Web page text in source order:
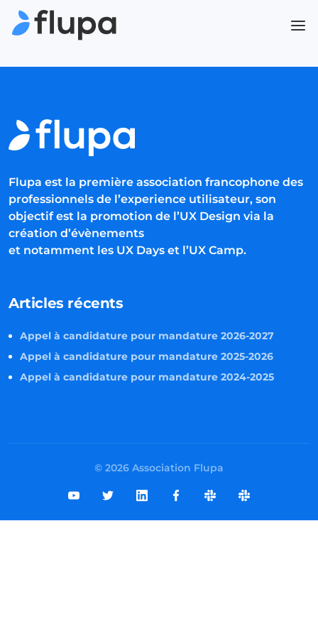
Flupa est la première association francophone des
professionnels de l’experience utilisateur, son
objectif est la promotion de l’UX Design via la
création d’évènements
et notamment les UX Days et l’UX Camp.
Articles récents
Appel à candidature pour mandature 2026-2027
Appel à candidature pour mandature 2025-2026
Appel à candidature pour mandature 2024-2025
© 2026 Association Flupa